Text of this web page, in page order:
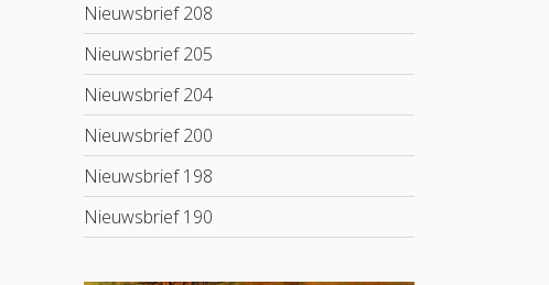
Nieuwsbrief 208
Nieuwsbrief 205
Nieuwsbrief 204
Nieuwsbrief 200
Nieuwsbrief 198
Nieuwsbrief 190